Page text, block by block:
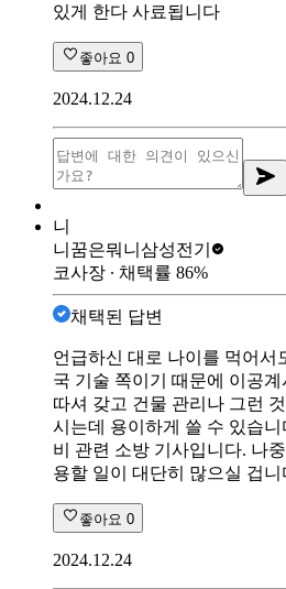
있게 한다 사료됩니다
좋아요 0
2024.12.24
니
니꿈은뭐니 삼성전기
코사장 ∙ 채택률 86%
채택된 답변
언급하신 대로 나이를 먹어서
국 기술 쪽이기 때문에 이공
따셔 갖고 건물 관리나 그런
시는데 용이하게 쓸 수 있습
비 관련 소방 기사입니다. 나
용할 일이 대단히 많으실 겁니
좋아요 0
2024.12.24